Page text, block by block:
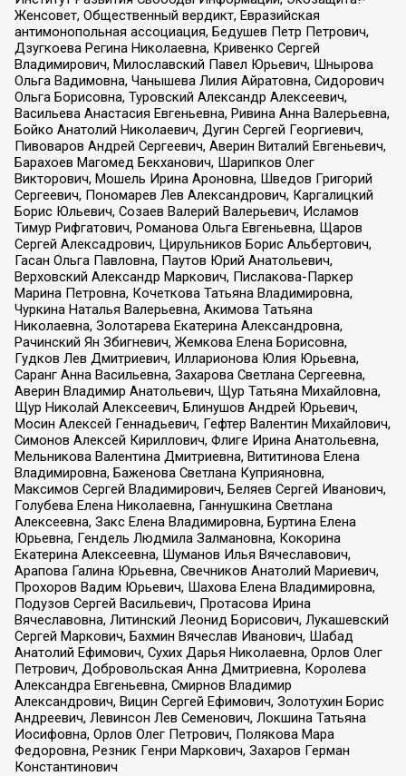
Женсовет, Общественный вердикт, Евразийская
антимонопольная ассоциация, Бедушев Петр Петрович,
Дзугкоева Регина Николаевна, Кривенко Сергей
Владимирович, Милославский Павел Юрьевич, Шнырова
Ольга Вадимовна, Чанышева Лилия Айратовна, Сидорович
Ольга Борисовна, Туровский Александр Алексеевич,
Васильева Анастасия Евгеньевна, Ривина Анна Валерьевна,
Бойко Анатолий Николаевич, Дугин Сергей Георгиевич,
Пивоваров Андрей Сергеевич, Аверин Виталий Евгеньевич,
Барахоев Магомед Бекханович, Шарипков Олег
Викторович, Мошель Ирина Ароновна, Шведов Григорий
Сергеевич, Пономарев Лев Александрович, Каргалицкий
Борис Юльевич, Созаев Валерий Валерьевич, Исламов
Тимур Рифгатович, Романова Ольга Евгеньевна, Щаров
Сергей Алексадрович, Цирульников Борис Альбертович,
Гасан Ольга Павловна, Паутов Юрий Анатольевич,
Верховский Александр Маркович, Пислакова-Паркер
Марина Петровна, Кочеткова Татьяна Владимировна,
Чуркина Наталья Валерьевна, Акимова Татьяна
Николаевна, Золотарева Екатерина Александровна,
Рачинский Ян Збигневич, Жемкова Елена Борисовна,
Гудков Лев Дмитриевич, Илларионова Юлия Юрьевна,
Саранг Анна Васильевна, Захарова Светлана Сергеевна,
Аверин Владимир Анатольевич, Щур Татьяна Михайловна,
Щур Николай Алексеевич, Блинушов Андрей Юрьевич,
Мосин Алексей Геннадьевич, Гефтер Валентин Михайлович,
Симонов Алексей Кириллович, Флиге Ирина Анатольевна,
Мельникова Валентина Дмитриевна, Вититинова Елена
Владимировна, Баженова Светлана Куприяновна,
Максимов Сергей Владимирович, Беляев Сергей Иванович,
Голубева Елена Николаевна, Ганнушкина Светлана
Алексеевна, Закс Елена Владимировна, Буртина Елена
Юрьевна, Гендель Людмила Залмановна, Кокорина
Екатерина Алексеевна, Шуманов Илья Вячеславович,
Арапова Галина Юрьевна, Свечников Анатолий Мариевич,
Прохоров Вадим Юрьевич, Шахова Елена Владимировна,
Подузов Сергей Васильевич, Протасова Ирина
Вячеславовна, Литинский Леонид Борисович, Лукашевский
Сергей Маркович, Бахмин Вячеслав Иванович, Шабад
Анатолий Ефимович, Сухих Дарья Николаевна, Орлов Олег
Петрович, Добровольская Анна Дмитриевна, Королева
Александра Евгеньевна, Смирнов Владимир
Александрович, Вицин Сергей Ефимович, Золотухин Борис
Андреевич, Левинсон Лев Семенович, Локшина Татьяна
Иосифовна, Орлов Олег Петрович, Полякова Мара
Федоровна, Резник Генри Маркович, Захаров Герман
Константинович